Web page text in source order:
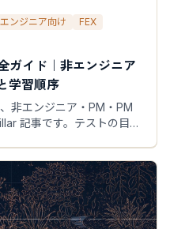
ンジニア向け
FEX
ガイド｜非エンジニア
学習順序
非エンジニア・PM・PM
記事です。テストの目